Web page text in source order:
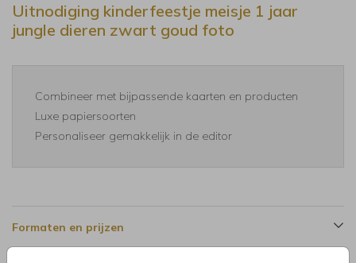
Uitnodiging kinderfeestje meisje 1 jaar
jungle dieren zwart goud foto
Combineer met bijpassende kaarten en producten
Luxe papiersoorten
Personaliseer gemakkelijk in de editor
Formaten en prijzen